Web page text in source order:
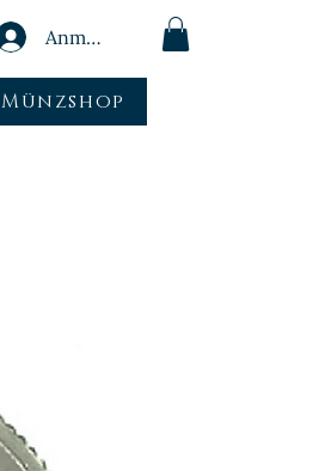
Anmelden
Münzshop